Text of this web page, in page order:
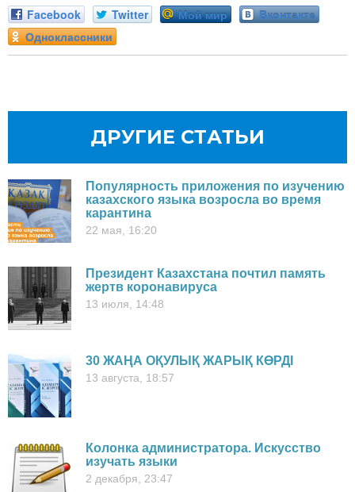
Facebook Twitter Мой мир
Вконтакте
Одноклассники
ДРУГИЕ СТАТЬИ
Популярность приложения по изучению
казахского языка возросла во время
карантина
22 мая, 16:20
Президент Казахстана почтил память
жертв коронавируса
13 июля, 14:48
30 ЖАҢА ОҚУЛЫҚ ЖАРЫҚ КӨРДІ
13 августа, 18:57
Колонка администратора. Искусство
изучать языки
2 декабря, 23:47